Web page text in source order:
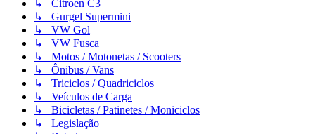
↳ Citroen C3
↳ Gurgel Supermini
↳ VW Gol
↳ VW Fusca
↳ Motos / Motonetas / Scooters
↳ Ônibus / Vans
↳ Triciclos / Quadriciclos
↳ Veículos de Carga
↳ Bicicletas / Patinetes / Moniciclos
↳ Legislação